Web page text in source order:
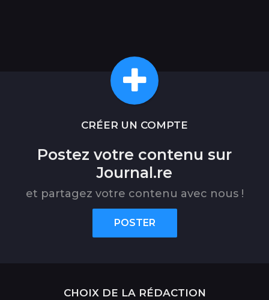
CRÉER UN COMPTE
Postez votre contenu sur
Journal.re
et partagez votre contenu avec nous !
POSTER
CHOIX DE LA RÉDACTION